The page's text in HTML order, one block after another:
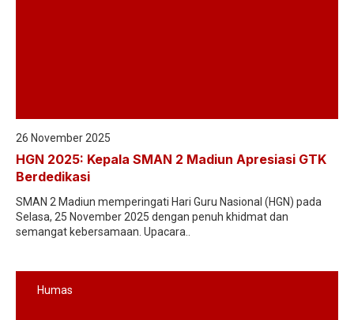
26 November 2025
HGN 2025: Kepala SMAN 2 Madiun Apresiasi GTK
Berdedikasi
SMAN 2 Madiun memperingati Hari Guru Nasional (HGN) pada
Selasa, 25 November 2025 dengan penuh khidmat dan
semangat kebersamaan. Upacara..
Humas